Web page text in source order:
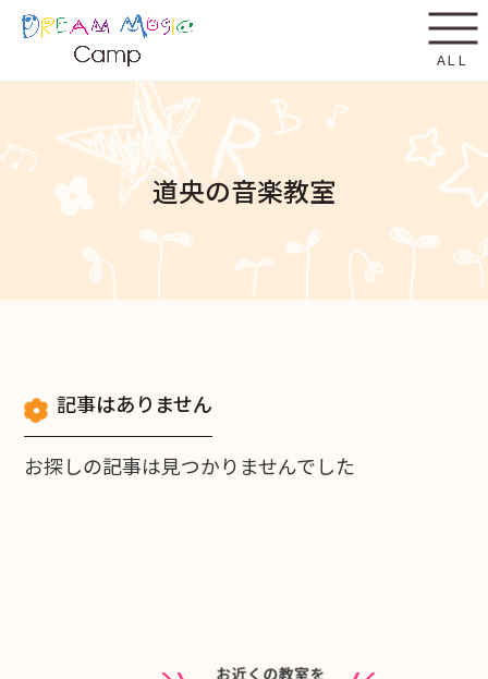
ALL
道央の音楽教室
記事はありません
お探しの記事は見つかりませんでした